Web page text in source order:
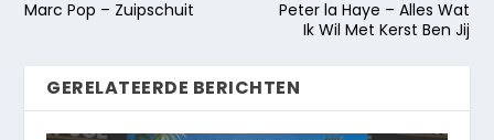
Marc Pop – Zuipschuit
Peter la Haye – Alles Wat
Ik Wil Met Kerst Ben Jij
GERELATEERDE BERICHTEN